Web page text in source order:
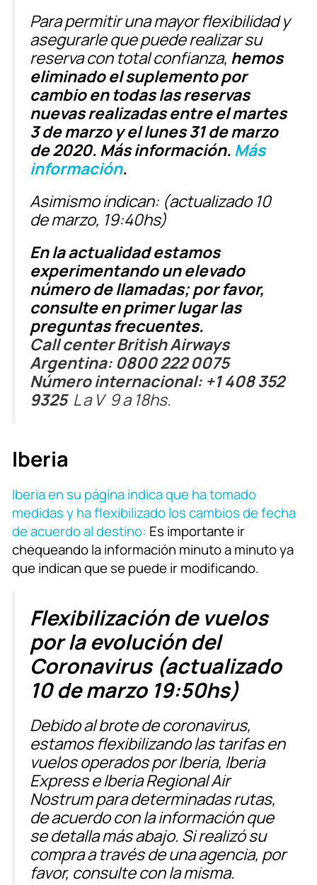
Para permitir una mayor flexibilidad y
asegurarle que puede realizar su
reserva con total confianza, hemos
eliminado el suplemento por
cambio en todas las reservas
nuevas realizadas entre el martes
3 de marzo y el lunes 31 de marzo
de 2020. Más información.Más
información.
Asimismo indican: (actualizado 10
de marzo, 19:40hs)
En la actualidad estamos
experimentando un elevado
número de llamadas; por favor,
consulte en primer lugar las
preguntas frecuentes.
Call center British Airways
Argentina:0800 222 0075
Número internacional: +1 408 352
9325L a V 9 a 18hs.
Iberia
Iberia en su página indica que ha tomado
medidas y ha flexibilizado los cambios de fecha
de acuerdo al destino: Es importante ir
chequeando la información minuto a minuto ya
que indican que se puede ir modificando.
Flexibilización de vuelos
por la evolución del
Coronavirus (actualizado
10 de marzo 19:50hs)
Debido al brote de coronavirus,
estamos flexibilizando las tarifas en
vuelos operados por Iberia, Iberia
Express e Iberia Regional Air
Nostrum para determinadas rutas,
de acuerdo con la información que
se detalla más abajo. Si realizó su
compra a través de una agencia, por
favor, consulte con la misma.